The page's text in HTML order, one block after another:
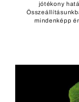
jótékony
mindenképp